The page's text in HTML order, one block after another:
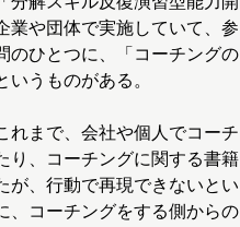
業や団体で実施していて、参
のひとつに、「コーチングの
いうものがある。
まで、会社や個人でコーチ
り、コーチングに関する書籍
が、行動で再現できないとい
、コーチングをする側からの